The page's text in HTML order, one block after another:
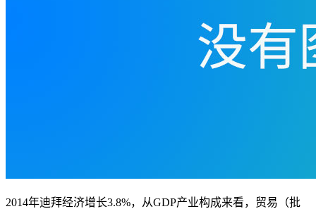
2014年迪拜经济增长3.8%，从GDP产业构成来看，贸易（批